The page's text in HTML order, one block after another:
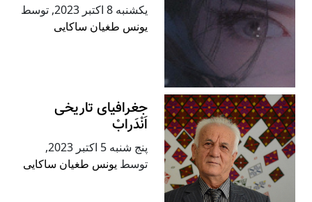
يكشنبه 8 اكتبر 2023 , توسط
یونس طغیان ساکایی
جغرافیای تاریخی
اَنْدَرابْ
پنج شنبه 5 اكتبر 2023
,
توسط یونس طغیان ساکایی